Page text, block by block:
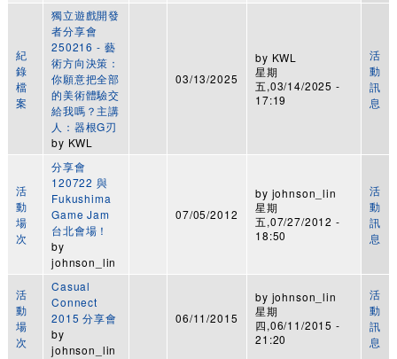
紀
錄
檔
案
獨立遊戲開發
者分享會
250216 - 藝
術方向決策：
你願意把全部
的美術體驗交
給我嗎？主講
人：器根G刃
by KWL
03/13/2025
by KWL
星期
五,03/14/2025 -
17:19
活
動
訊
息
活
動
場
次
分享會
120722 與
Fukushima
Game Jam
台北會場！
by
johnson_lin
07/05/2012
by johnson_lin
星期
五,07/27/2012 -
18:50
活
動
訊
息
活
動
場
次
Casual
Connect
2015 分享會
by
johnson_lin
06/11/2015
by johnson_lin
星期
四,06/11/2015 -
21:20
活
動
訊
息